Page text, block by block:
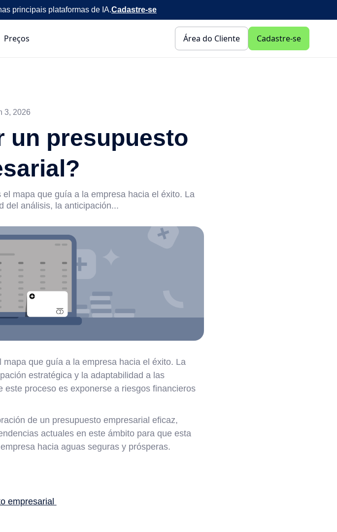
principais plataformas de IA.Cadastre-se
Preços Área do Cliente Cadastre-se
3, 2026
un presupuesto
mapa que guía a la empresa hacia el éxito. La
del análisis, la anticipación...
que guía a la empresa hacia el éxito. La
estratégica y la adaptabilidad a las
proceso es exponerse a riesgos financieros
de un presupuesto empresarial eficaz,
actuales en este ámbito para que esta
hacia aguas seguras y prósperas.
empresarial